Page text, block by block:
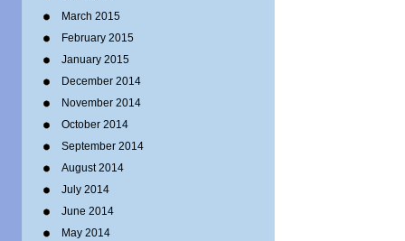
March 2015
February 2015
January 2015
December 2014
November 2014
October 2014
September 2014
August 2014
July 2014
June 2014
May 2014